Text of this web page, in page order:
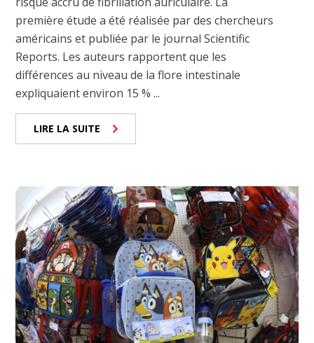
première étude a été réalisée par des chercheurs
américains et publiée par le journal Scientific
Reports. Les auteurs rapportent que les
différences au niveau de la flore intestinale
expliquaient environ 15 % ...
LIRE LA SUITE